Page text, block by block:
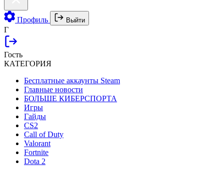
Профиль Выйти
Г
Гость
КАТЕГОРИЯ
Бесплатные аккаунты Steam
Главные новости
БОЛЬШЕ КИБЕРСПОРТА
Игры
Гайды
CS2
Call of Duty
Valorant
Fortnite
Dota 2